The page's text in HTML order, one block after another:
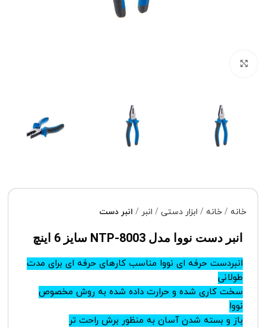
خانه خانه ابزار دستی انبر انبر دست
انبر دست نووا مدل NTP-8003 سایز 6 اینچ
انبردست حرفه ای نووا مناسب کارهای حرفه ای برای مدت
طولانی
سخت کاری شده و حرارت داده شده به روش مخصوص
نووا
باز و بسته شدن آسان به منظور برش راحت تر